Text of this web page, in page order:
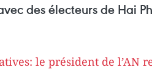
des électeurs de Hai